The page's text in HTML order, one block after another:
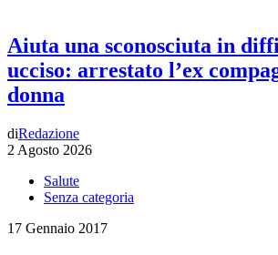
Aiuta una sconosciuta in
ucciso: arrestato l’ex
donna
diRedazione
2 Agosto 2026
Salute
Senza categoria
17 Gennaio 2017